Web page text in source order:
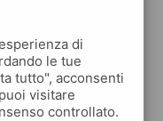
app
'un'app per ottica
ogni volta che la usi
di
le tue
tutto", acconsenti
visitare
controllato.